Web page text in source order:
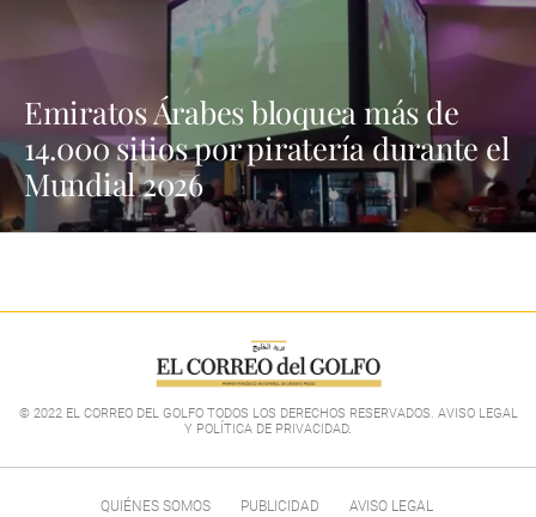
Emiratos Árabes bloquea más de
14.000 sitios por piratería durante el
Mundial 2026
© 2022 EL CORREO DEL GOLFO TODOS LOS DERECHOS RESERVADOS. AVISO LEGAL
Y POLÍTICA DE PRIVACIDAD.
QUIÉNES SOMOS PUBLICIDAD AVISO LEGAL